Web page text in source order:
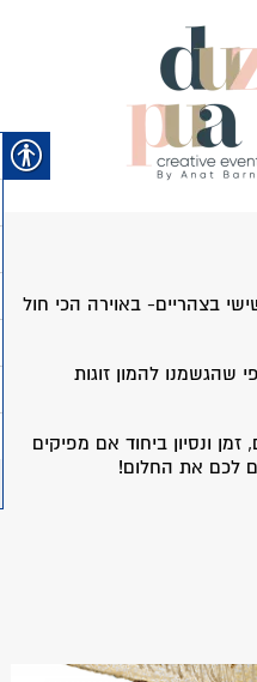
בצהריים- באוירה הכי חול
שהגשמנו להמון זוגות
ונסיון ביחוד אם מפיקים
לכם את החלום!